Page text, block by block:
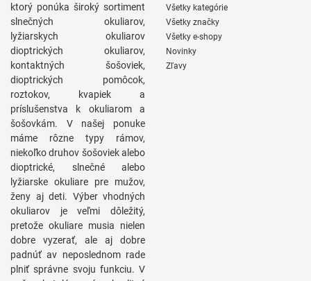
ktorý ponúka široký sortiment
slnečných okuliarov,
lyžiarskych okuliarov
dioptrických okuliarov,
kontaktných šošoviek,
dioptrických pomôcok,
roztokov, kvapiek a
príslušenstva k okuliarom a
šošovkám. V našej ponuke
máme rôzne typy rámov,
niekoľko druhov šošoviek alebo
dioptrické, slnečné alebo
lyžiarske okuliare pre mužov,
ženy aj deti. Výber vhodných
okuliarov je veľmi dôležitý,
pretože okuliare musia nielen
dobre vyzerať, ale aj dobre
padnúť av neposlednom rade
plniť správne svoju funkciu. V
Všetky kategórie
Všetky značky
Všetky e-shopy
Novinky
Zľavy